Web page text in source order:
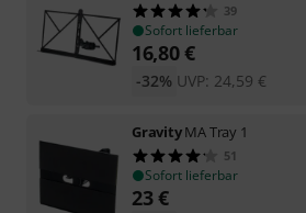
39
Sofort lieferbar
16,80€
UVP: 24,59 €
-32%
GravityMA Tray 1
51
Sofort lieferbar
23€